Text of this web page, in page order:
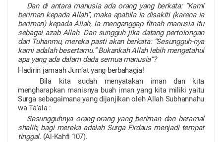
Dan di antara manusia ada orang yang berkata: “Kami
beriman kepada Allah”, maka apabila ia disakiti (karena ia
beriman) kepada Allah, ia menganggap fitnah manusia itu
sebagai azab Allah. Dan sungguh jika datang pertolongan
dari Tuhanmu, mereka pasti akan berkata: “Sesungguh-nya
kami adalah besertamu.” Bukankah Allah lebih mengetahui
apa yang ada dalam dada semua manusia”?
Hadirin jamaah Jum’at yang berbahagia!
Bila kita sudah menyatakan iman dan kita
mengharapkan manisnya buah iman yang kita miliki yaitu
Surga sebagaimana yang dijanjikan oleh Allah Subhannahu
wa Ta'ala :
Sesungguhnya orang-orang yang beriman dan beramal
shalih, bagi mereka adalah Surga Firdaus menjadi tempat
tinggal. (Al-Kahfi 107).